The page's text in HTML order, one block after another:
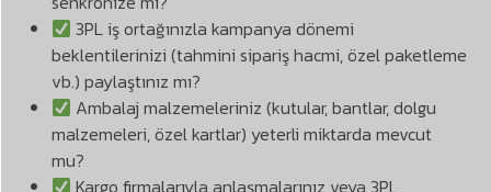
3PL iş ortağınızla kampanya dönemi
beklentilerinizi (tahmini sipariş hacmi, özel paketleme
vb.) paylaştınız mı?
Ambalaj malzemeleriniz (kutular, bantlar, dolgu
malzemeleri, özel kartlar) yeterli miktarda mevcut
mu?
Kargo firmalarıyla anlaşmalarınız veya 3PL